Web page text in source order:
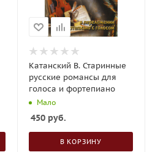
Катанский В. Старинные
русские романсы для
голоса и фортепиано
Мало
450 руб.
В КОРЗИНУ